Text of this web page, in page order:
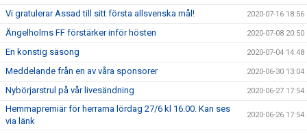
Vi gratulerar Assad till sitt första allsvenska mål! 2020-07-16 18:56
Ängelholms FF förstärker inför hösten 2020-07-08 20:50
En konstig säsong 2020-07-04 14:48
Meddelande från en av våra sponsorer 2020-06-30 13:04
Nybörjarstrul på vår livesändning 2020-06-27 17:54
Hemmapremiär för herrarna lördag 27/6 kl 16.00. Kan ses
via länk
2020-06-26 17:54